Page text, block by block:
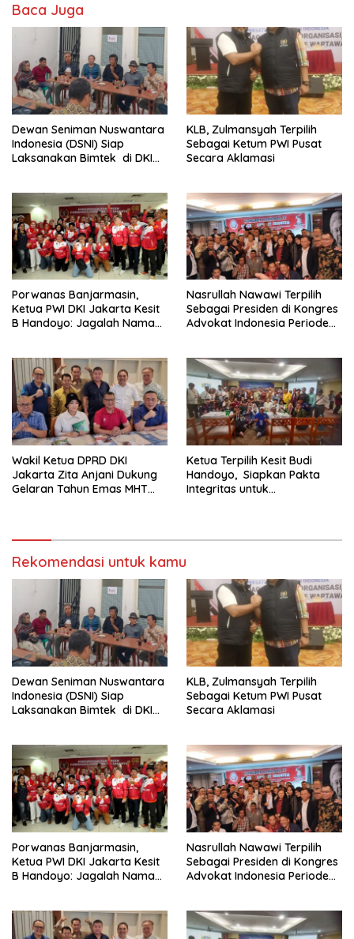
Baca Juga
Dewan Seniman Nuswantara
Indonesia (DSNI) Siap
Laksanakan Bimtek di DKI
KLB, Zulmansyah Terpilih
Sebagai Ketum PWI Pusat
Secara Aklamasi
Porwanas Banjarmasin,
Ketua PWI DKI Jakarta Kesit
B Handoyo: Jagalah Nama
Nasrullah Nawawi Terpilih
Sebagai Presiden di Kongres
Advokat Indonesia Periode
Wakil Ketua DPRD DKI
Jakarta Zita Anjani Dukung
Gelaran Tahun Emas MHT
Ketua Terpilih Kesit Budi
Handoyo, Siapkan Pakta
Integritas untuk
Rekomendasi untuk kamu
Dewan Seniman Nuswantara
Indonesia (DSNI) Siap
Laksanakan Bimtek di DKI
KLB, Zulmansyah Terpilih
Sebagai Ketum PWI Pusat
Secara Aklamasi
Porwanas Banjarmasin,
Ketua PWI DKI Jakarta Kesit
B Handoyo: Jagalah Nama
Nasrullah Nawawi Terpilih
Sebagai Presiden di Kongres
Advokat Indonesia Periode